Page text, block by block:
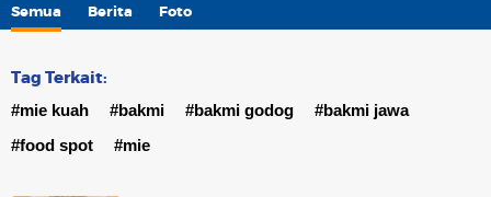
Semua Berita Foto
Tag Terkait:
#mie kuah #bakmi #bakmi godog
#bakmi jawa
#food spot
#mie